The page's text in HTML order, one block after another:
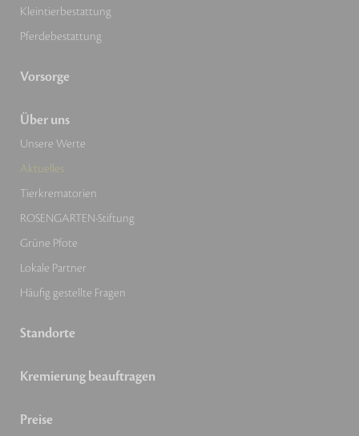
Kleintierbestattung
Pferdebestattung
Vorsorge
Über uns
Unsere Werte
Aktuelles
Tierkrematorien
ROSENGARTEN-Stiftung
Grüne Pfote
Lokale Partner
Häufig gestellte Fragen
Standorte
Kremierung beauftragen
Preise